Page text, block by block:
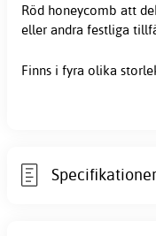
Röd honeycomb att
eller andra festliga
Finns i fyra olika
Specifikationer